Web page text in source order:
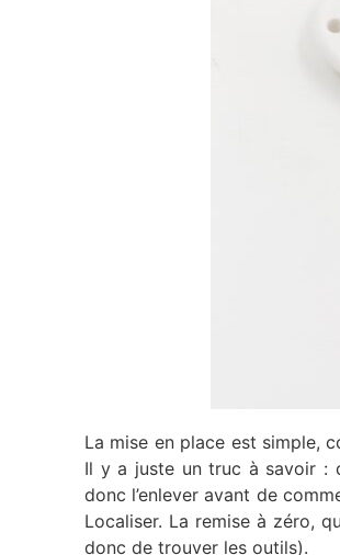
La mise en place est simple,
Il y a juste un truc à savoir :
donc l’enlever avant de
Localiser. La remise à zéro,
donc de trouver les outils).